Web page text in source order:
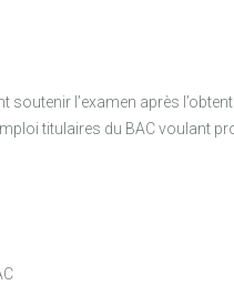
soutenir l’examen après
titulaires du BAC voulant